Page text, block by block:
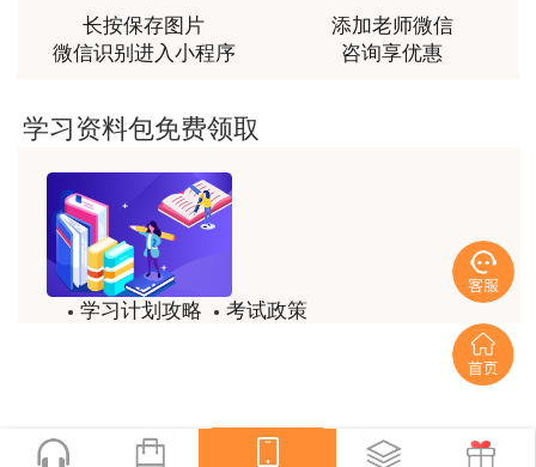
非常非常非常非常棒！！!！
用户m2****66
非常非常非常非常棒！！!！
土建计量这门课我听了门金瑞和孙琦两位老师的课
程，感觉各有千秋，正好取长补短助我通过了该门考
试，非常感谢两位老师的课程。
用户xi****mo
时间是我们通过的保证，没有什么比坚持更有价值，
听王英老师的土建案例课程就是通过一造考试的最强
用户xi****mo
长按保存图片
微信识别进入小程序
添加老师微信
咨询享优惠
学习资料包免费领取
学习计划攻略
考试政策